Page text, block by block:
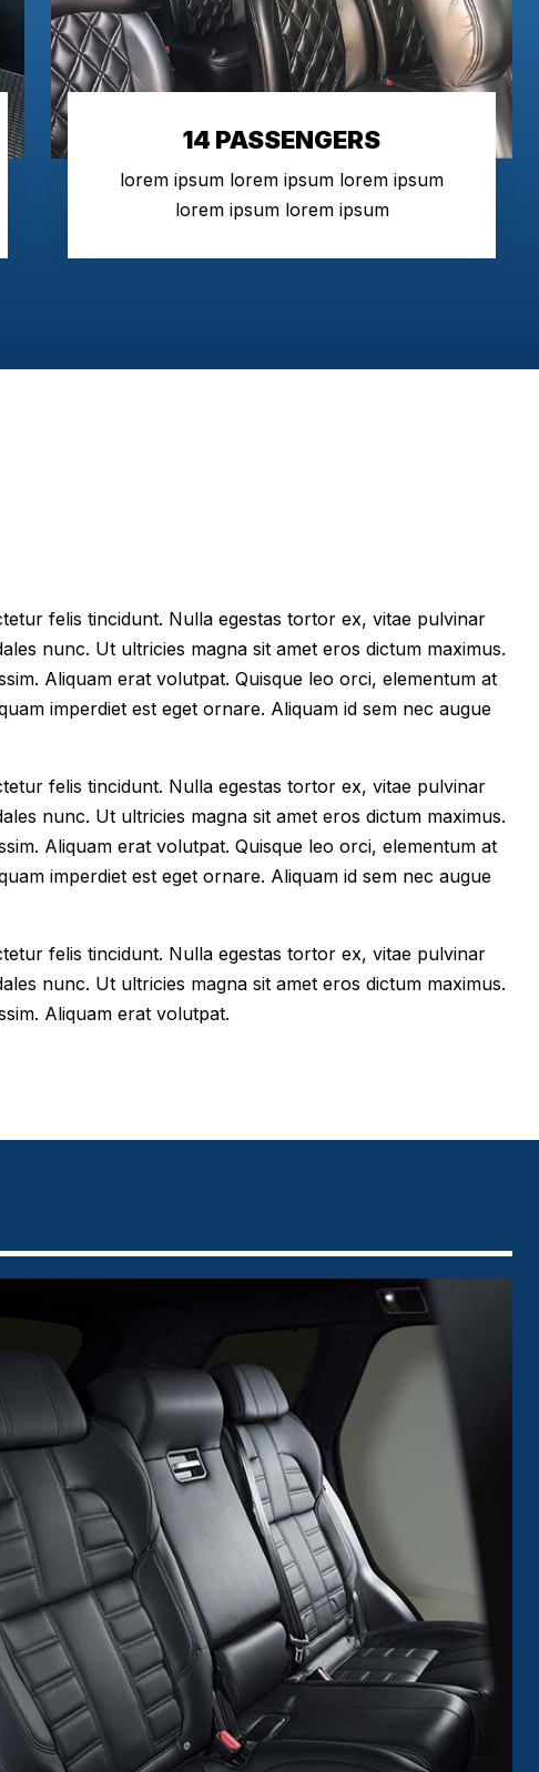
14 PASSENGERS
lorem ipsum lorem ipsum lorem ipsum
lorem ipsum lorem ipsum
felis tincidunt. Nulla egestas tortor ex, vitae pulvinar
nunc. Ut ultricies magna sit amet eros dictum maximus.
Aliquam erat volutpat. Quisque leo orci, elementum at
imperdiet est eget ornare. Aliquam id sem nec augue
felis tincidunt. Nulla egestas tortor ex, vitae pulvinar
nunc. Ut ultricies magna sit amet eros dictum maximus.
Aliquam erat volutpat. Quisque leo orci, elementum at
imperdiet est eget ornare. Aliquam id sem nec augue
felis tincidunt. Nulla egestas tortor ex, vitae pulvinar
nunc. Ut ultricies magna sit amet eros dictum maximus.
Aliquam erat volutpat.